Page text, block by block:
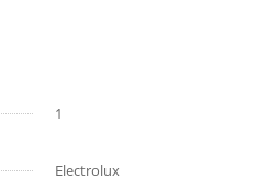
1
Electrolux